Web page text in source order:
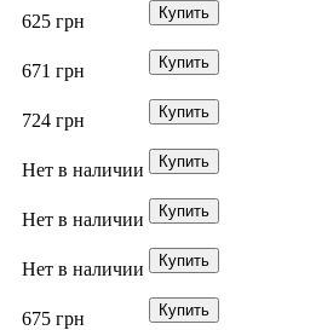
625 грн
671 грн
724 грн
Нет в наличии
Нет в наличии
Нет в наличии
675 грн